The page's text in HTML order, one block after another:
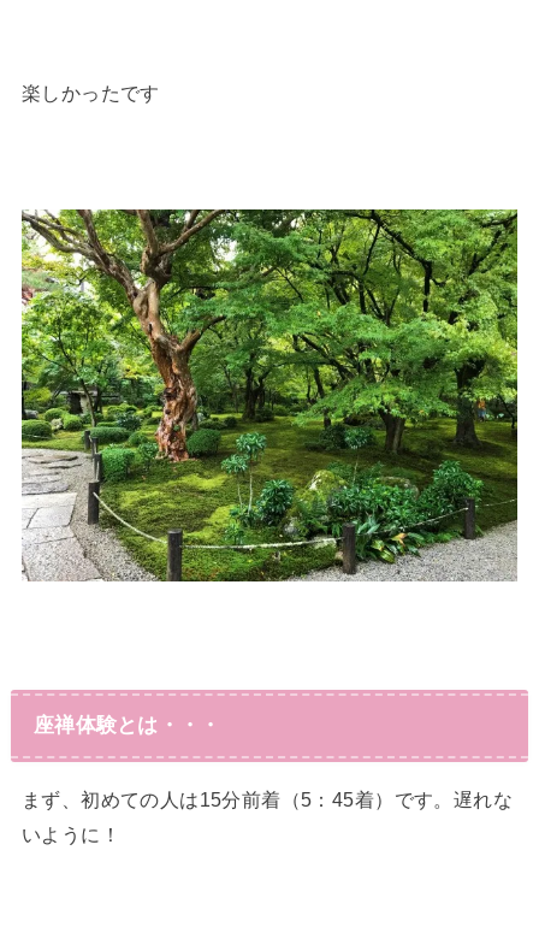
楽しかったです
座禅体験とは・・・
まず、初めての人は15分前着（5：45着）です。遅れな
いように！